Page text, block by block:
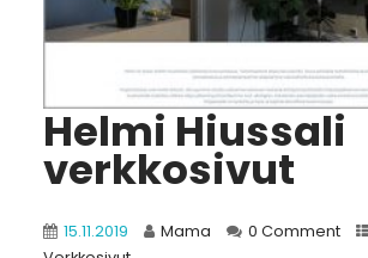
Helmi Hiussali
verkkosivut
15.11.2019 Mama 0 Comment